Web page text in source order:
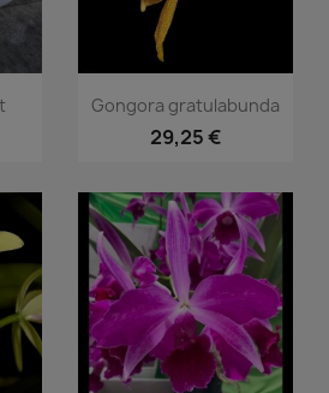
Aperçu rapide
Gongora gratulabunda
29,25 €